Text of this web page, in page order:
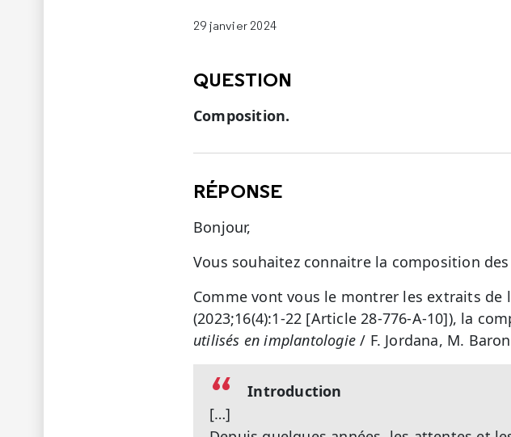
29 janvier 2024
QUESTION
Composition.
RÉPONSE
Bonjour,
Vous souhaitez connaitre la composition
Comme vont vous le montrer les extraits de
(2023;16(4):1-22 [Article 28-776-A-10]), la
utilisés en implantologie / F. Jordana, M.
Introduction
[…]